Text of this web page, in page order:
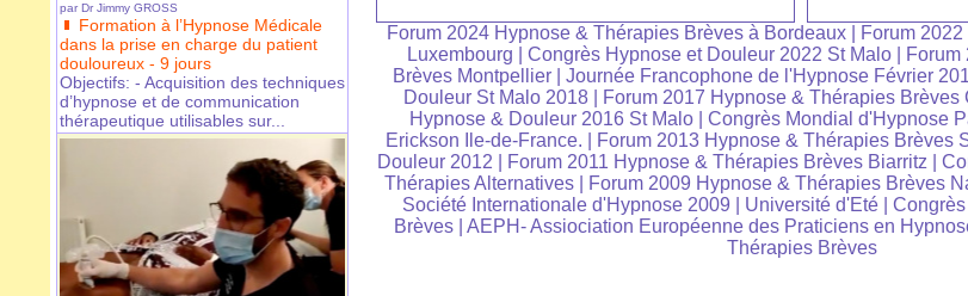
par Dr Jimmy GROSS
Formation à l’Hypnose Médicale
dans la prise en charge du patient
douloureux - 9 jours
Objectifs: - Acquisition des techniques
d’hypnose et de communication
thérapeutique utilisables sur...
Forum 2024 Hypnose & Thérapies Brèves à Bordeaux
Forum
Luxembourg
Congrès Hypnose et Douleur 2022 St Malo
Forum
Brèves Montpellier
Journée Francophone de l'Hypnose Février
Douleur St Malo 2018
Forum 2017 Hypnose & Thérapies Brèves
Hypnose & Douleur 2016 St Malo
Congrès Mondial d'Hypnose
Erickson Ile-de-France.
Forum 2013 Hypnose & Thérapies Brèves
Douleur 2012
Forum 2011 Hypnose & Thérapies Brèves Biarritz
Thérapies Alternatives
Forum 2009 Hypnose & Thérapies Brèves
Société Internationale d'Hypnose 2009
Université d'Eté
Brèves
AEPH- Assiociation Européenne des Praticiens en
Thérapies Brèves